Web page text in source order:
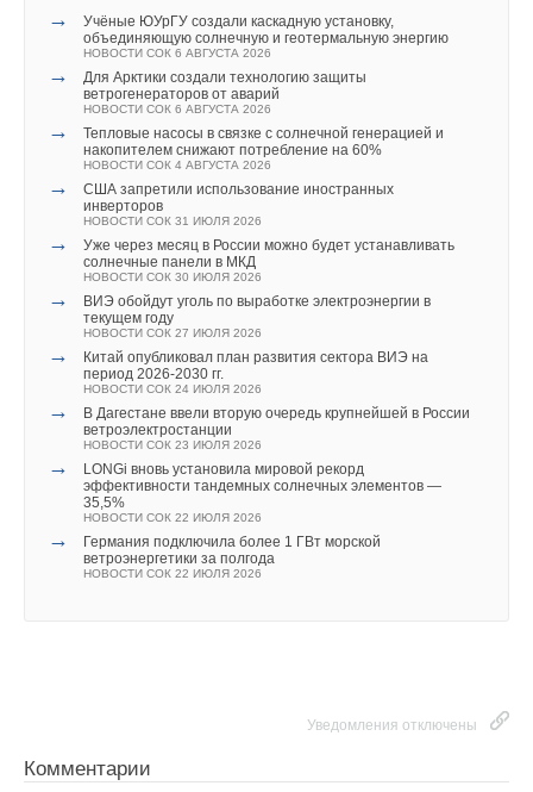
→
Учёные ЮУрГУ создали каскадную установку,
объединяющую солнечную и геотермальную энергию
НОВОСТИ СОК 6 АВГУСТА 2026
→
Для Арктики создали технологию защиты
ветрогенераторов от аварий
НОВОСТИ СОК 6 АВГУСТА 2026
→
Тепловые насосы в связке с солнечной генерацией и
накопителем снижают потребление на 60%
НОВОСТИ СОК 4 АВГУСТА 2026
→
США запретили использование иностранных
инверторов
НОВОСТИ СОК 31 ИЮЛЯ 2026
→
Уже через месяц в России можно будет устанавливать
солнечные панели в МКД
НОВОСТИ СОК 30 ИЮЛЯ 2026
→
ВИЭ обойдут уголь по выработке электроэнергии в
текущем году
НОВОСТИ СОК 27 ИЮЛЯ 2026
→
Китай опубликовал план развития сектора ВИЭ на
период 2026-2030 гг.
НОВОСТИ СОК 24 ИЮЛЯ 2026
→
В Дагестане ввели вторую очередь крупнейшей в России
ветроэлектростанции
НОВОСТИ СОК 23 ИЮЛЯ 2026
→
LONGi вновь установила мировой рекорд
эффективности тандемных солнечных элементов —
35,5%
НОВОСТИ СОК 22 ИЮЛЯ 2026
→
Германия подключила более 1 ГВт морской
ветроэнергетики за полгода
НОВОСТИ СОК 22 ИЮЛЯ 2026
Уведомления отключены
Комментарии
на уровне 45%. Это подтверждает, что система устойчива
к неточному позиционированию и может использоваться для
динамической зарядки, то есть питания автомобиля прямо
во время движения по дороге.
Механический анализ подтвердил, что чугунные крышки
выдерживают нагрузку до 25 тонн и полностью соответствуют
требованиям для установки в проезжей части.
По словам авторов исследования, использование уже
существующих чугунных элементов инфраструктуры
позволяет резко сократить стоимость строительства
зарядных станций и ускорить внедрение технологии. Вместо
того чтобы прокладывать под дорогами катушки, достаточно
заменить стандартные люки на модифицированные,
подключенные к источнику питания. Это открывает
возможность создания недорогой, прочной и почти
невидимой сети для беспроводной зарядки электромобилей.
для электроавтомобилей
НОВОСТИ СОК 14 ИЮЛЯ 2026
Уведомления отключены
Комментарии
В этой теме еще нет комментариев
Добавить комментарий
Ваше имя *
Ваш E-mail *
Текст комментария